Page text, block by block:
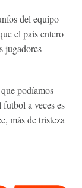
del equipo
el país entero
jugadores
podíamos
a veces es
más de tristeza